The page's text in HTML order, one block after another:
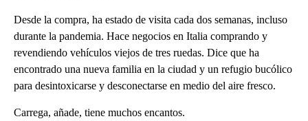
Desde la compra, ha estado de visita cada dos semanas, incluso
durante la pandemia. Hace negocios en Italia comprando y
revendiendo vehículos viejos de tres ruedas. Dice que ha
encontrado una nueva familia en la ciudad y un refugio bucólico
para desintoxicarse y desconectarse en medio del aire fresco.
Carrega, añade, tiene muchos encantos.